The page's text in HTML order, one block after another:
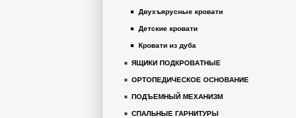
Двухъярусные кровати
Детские кровати
Кровати из дуба
ЯЩИКИ ПОДКРОВАТНЫЕ
ОРТОПЕДИЧЕСКОЕ ОСНОВАНИЕ
ПОДЪЕМНЫЙ МЕХАНИЗМ
СПАЛЬНЫЕ ГАРНИТУРЫ